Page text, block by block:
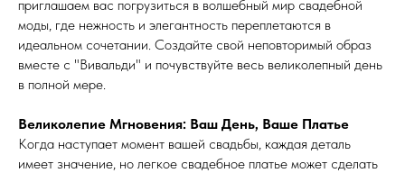
приглашаем вас погрузиться в волшебный мир свадебной
моды, где нежность и элегантность переплетаются в
идеальном сочетании. Создайте свой неповторимый образ
вместе с "Вивальди" и почувствуйте весь великолепный день
в полной мере.
Великолепие Мгновения: Ваш День, Ваше Платье
Когда наступает момент вашей свадьбы, каждая деталь
имеет значение, но легкое свадебное платье может сделать